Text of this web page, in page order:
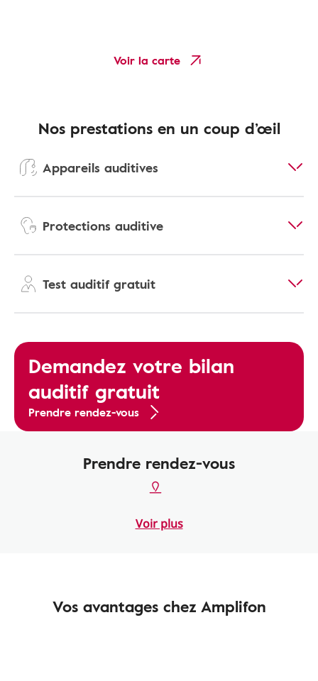
Voir la carte
Nos prestations en un coup d’œil
Appareils auditives
Protections auditive
Test auditif gratuit
Demandez votre bilan
auditif gratuit
Prendre rendez-vous
Prendre rendez-vous
Voir plus
Vos avantages chez Amplifon